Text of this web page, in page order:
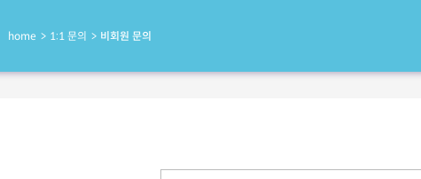
home 1:1 문의 비회원 문의